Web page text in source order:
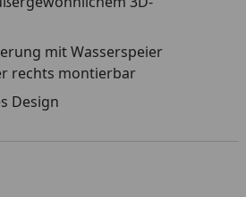
mit Wasserspeier
rechts montierbar
Design